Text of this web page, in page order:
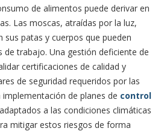
de alimentos puede derivar en
Las moscas, atraídas por la luz,
patas y cuerpos que pueden
de trabajo. Una gestión deficiente de
certificaciones de calidad y
de seguridad requeridos por las
de planes de control
adaptados a las condiciones climáticas
mitigar estos riesgos de forma